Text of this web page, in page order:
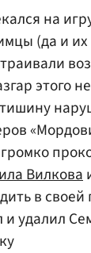
на
(да и
этого
Вилкова
в своей
и удалил